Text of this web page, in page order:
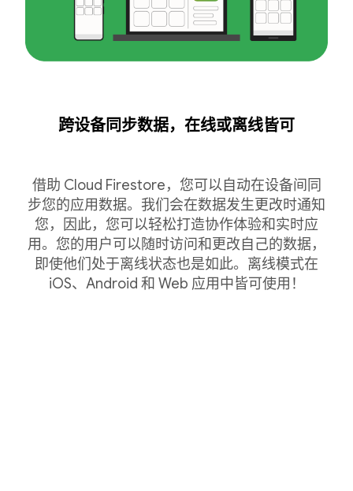
跨设备同步数据，在线或离线皆可
借助 Cloud Firestore，您可以自动在设备间同
步您的应用数据。我们会在数据发生更改时通知
您，因此，您可以轻松打造协作体验和实时应
用。您的用户可以随时访问和更改自己的数据，
即使他们处于离线状态也是如此。离线模式在
iOS、Android 和 Web 应用中皆可使用！